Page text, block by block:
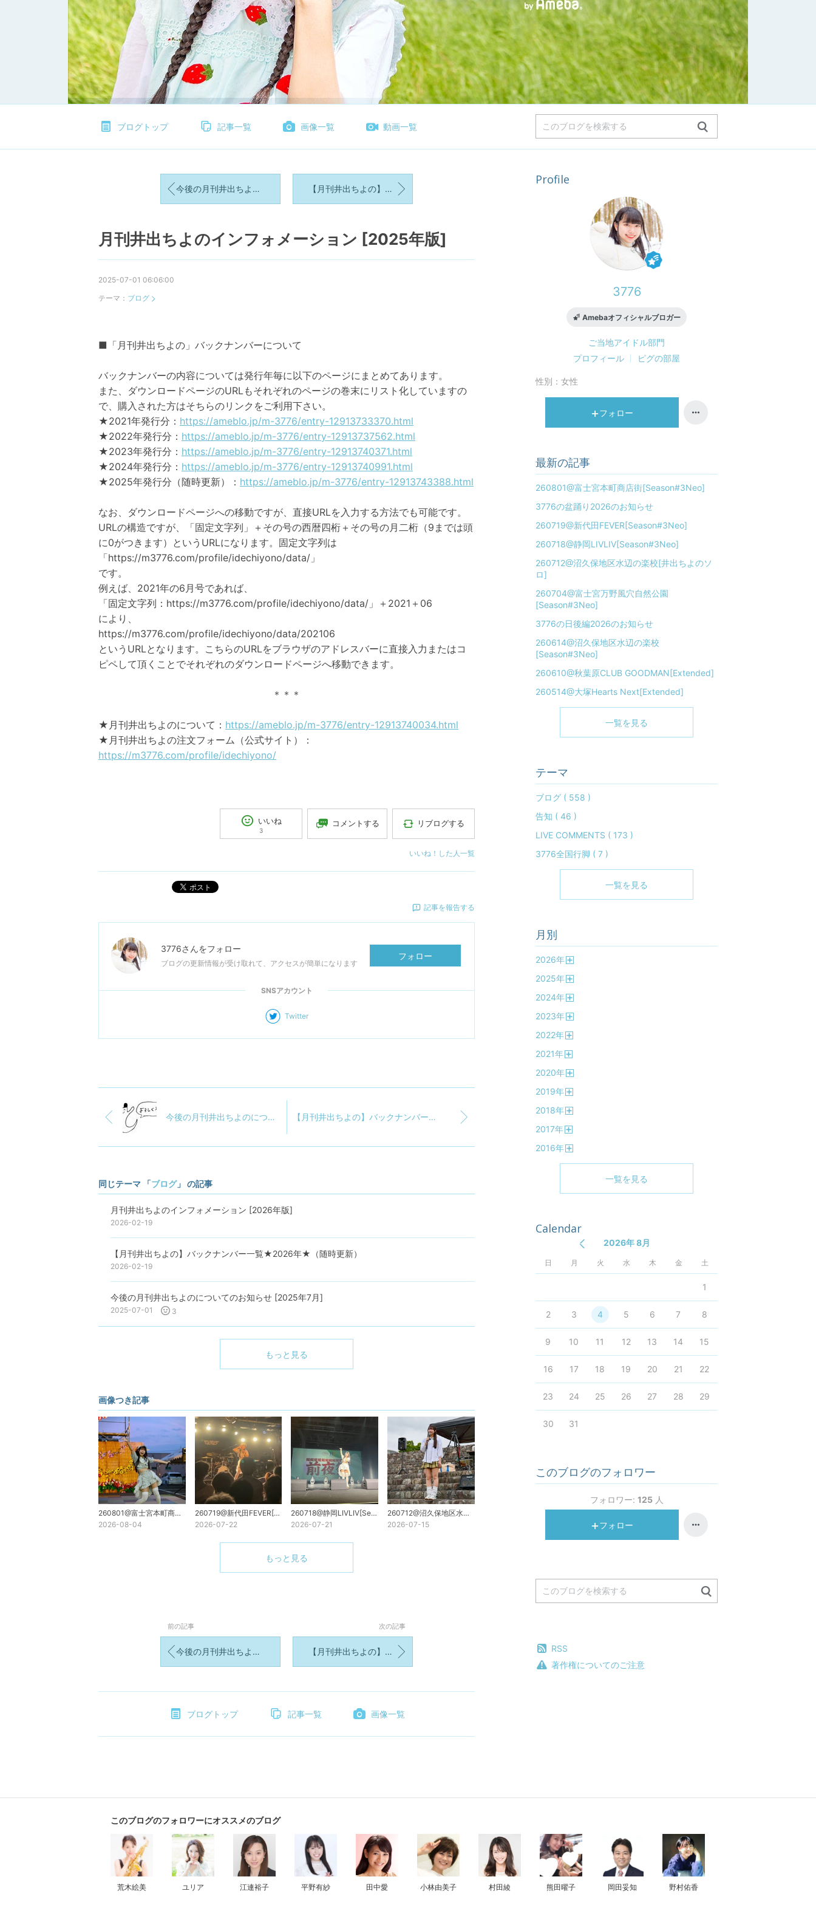
ブログトップ 記事一覧 画像一覧 動画一覧
今後の月刊井出ちよのについてのお知らせ [2025年7月] 【月刊井出ちよの】バックナンバー一覧★2025年★
月刊井出ちよのインフォメーション [2025年版]
2025-07-01 06:06:00
テーマ： ブログ
■「月刊井出ちよの」バックナンバーについて
バックナンバーの内容については発行年毎に以下のページにまとめてあります。
また、ダウンロードページのURLもそれぞれのページの巻末にリスト化していますの
で、購入された方はそちらのリンクをご利用下さい。
★2021年発行分： https://ameblo.jp/m-3776/entry-12913733370.html
★2022年発行分： https://ameblo.jp/m-3776/entry-12913737562.html
★2023年発行分： https://ameblo.jp/m-3776/entry-12913740371.html
★2024年発行分： https://ameblo.jp/m-3776/entry-12913740991.html
★2025年発行分（随時更新）： https://ameblo.jp/m-3776/entry-12913743388.html
なお、ダウンロードページへの移動ですが、直接URLを入力する方法でも可能です。
URLの構造ですが、「固定文字列」＋その号の西暦四桁＋その号の月二桁（9までは頭
に0がつきます）というURLになります。固定文字列は
「https://m3776.com/profile/idechiyono/data/」
です。
例えば、2021年の6月号であれば、
「固定文字列：https://m3776.com/profile/idechiyono/data/」＋2021＋06
により、
https://m3776.com/profile/idechiyono/data/202106
というURLとなります。こちらのURLをブラウザのアドレスバーに直接入力またはコ
ピペして頂くことでそれぞれのダウンロードページへ移動できます。
＊＊＊
★月刊井出ちよのについて： https://ameblo.jp/m-3776/entry-12913740034.html
★月刊井出ちよの注文フォーム（公式サイト）：
https://m3776.com/profile/idechiyono/
いいね
3
コメントする リブログする
いいね！した人一覧
ポスト
記事を報告する
3776さんをフォロー
ブログの更新情報が受け取れて、アクセスが簡単になります
フォロー
SNSアカウント
Twitter
今後の月刊井出ちよのについてのお知らせ [2025年7月] 【月刊井出ちよの】バックナンバー一覧★2025年★
同じテーマ 「ブログ」 の記事
月刊井出ちよのインフォメーション [2026年版]
2026-02-19
【月刊井出ちよの】バックナンバー一覧★2026年★（随時更新）
2026-02-19
今後の月刊井出ちよのについてのお知らせ [2025年7月]
2025-07-01 3
もっと見る
画像つき記事
260801@富士宮本町商店街[Season#3Neo]
2026-08-04
260719@新代田FEVER[Season#3Neo]
2026-07-22
260718@静岡LIVLIV[Season#3Neo]
2026-07-21
260712@沼久保地区水辺の楽校[井出ちよのソロ]
2026-07-15
もっと見る
前の記事
今後の月刊井出ちよのについてのお知らせ [2025年7月]
次の記事
【月刊井出ちよの】バックナンバー一覧★2025年★
ブログトップ 記事一覧 画像一覧
Profile
3776
Amebaオフィシャルブロガー
ご当地アイドル部門
プロフィール
ピグの部屋
性別： 女性
フォロー
最新の記事
260801@富士宮本町商店街[Season#3Neo]
3776の盆踊り2026のお知らせ
260719@新代田FEVER[Season#3Neo]
260718@静岡LIVLIV[Season#3Neo]
260712@沼久保地区水辺の楽校[井出ちよのソ
ロ]
260704@富士宮万野風穴自然公園
[Season#3Neo]
3776の日後編2026のお知らせ
260614@沼久保地区水辺の楽校
[Season#3Neo]
260610@秋葉原CLUB GOODMAN[Extended]
260514@大塚Hearts Next[Extended]
一覧を見る
テーマ
ブログ ( 558 )
告知 ( 46 )
LIVE COMMENTS ( 173 )
3776全国行脚 ( 7 )
一覧を見る
月別
2026年
2025年
2024年
2023年
2022年
2021年
2020年
2019年
2018年
2017年
2016年
一覧を見る
Calendar
2026年 8月
日 月 火 水 木 金 土
1
2 3 4 5 6 7 8
9 10 11 12 13 14 15
16 17 18 19 20 21 22
23 24 25 26 27 28 29
30 31
このブログのフォロワー
フォロワー: 125 人
フォロー
RSS
著作権についてのご注意
このブログのフォロワーにオススメのブログ
荒木絵美 ユリア 江連裕子 平野有紗 田中愛 小林由美子 村田綾 熊田曜子 岡田妥知 野村佑香